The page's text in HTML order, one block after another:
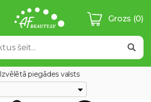
Grozs (0)
Izvēlētā piegādes valsts